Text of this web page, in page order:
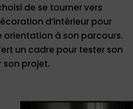
de se tourner vers
d’intérieur pour
orientation à son parcours.
un cadre pour tester son
projet.